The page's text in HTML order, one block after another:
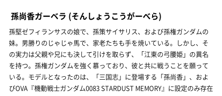
孫尚香ガーベラ (そんしょうこうがーべら)
孫堅ゼフィランサスの娘で、孫策サイサリス、および孫権ガンダムの
妹。男勝りのじゃじゃ馬で、家老たちも手を焼いている。しかし、そ
の実力は父親や兄にも決して引けを取らず、「江東の弓腰姫」の異名
を持つ。孫権ガンダムを強く慕っており、彼と共に戦うことを願って
いる。モデルとなったのは、「三国志」に登場する「孫尚香」、およ
びOVA『機動戦士ガンダム0083 STARDUST MEMORY』に設定のみ存在